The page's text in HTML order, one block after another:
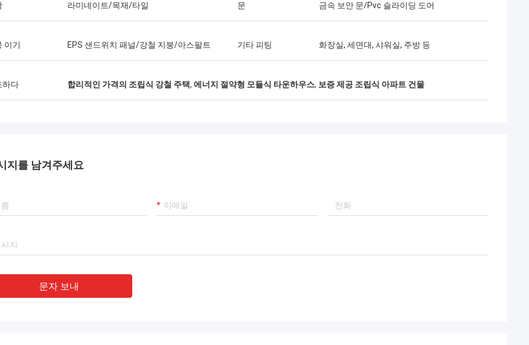
Smarthouse의 David를 적극 추
.
이 있습니다. 저는 그들을 믿습니다.
니다. 또한 삶의 친구가 되어 기쁩니다.
라미네이트/목재/타일 문 금속 보안 문/Pvc 슬라이딩 도어
이기 EPS 샌드위치 패널/강철 지붕/아스팔트 기타 피팅 화장실, 세면대, 샤워실, 주방 등
하다 합리적인 가격의 조립식 강철 주택, 에너지 절약형 모듈식 타운하우스, 보증 제공 조립식 아파트 건물
지를 남겨주세요
문자 보내